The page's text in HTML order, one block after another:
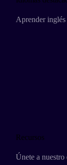
Aprender inglés
Recursos
Únete a nuestro